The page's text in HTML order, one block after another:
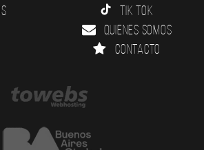
Tik Tok
Quienes somos
Contacto